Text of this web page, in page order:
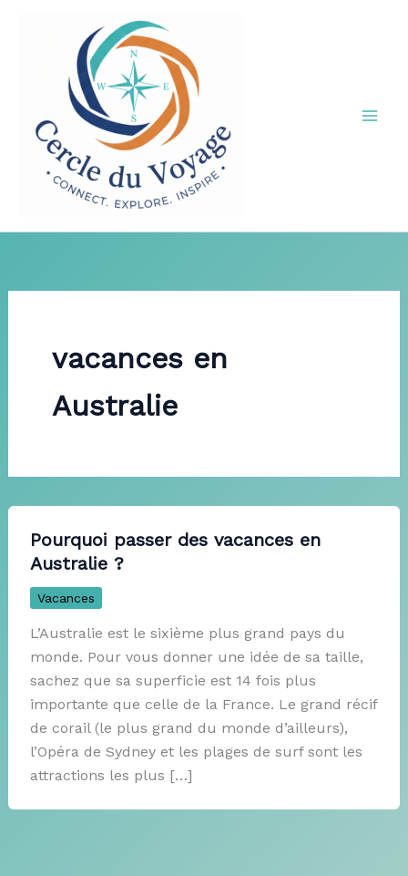
vacances en
Australie
Pourquoi passer des vacances en
Australie ?
Vacances
L’Australie est le sixième plus grand pays du
monde. Pour vous donner une idée de sa taille,
sachez que sa superficie est 14 fois plus
importante que celle de la France. Le grand récif
de corail (le plus grand du monde d’ailleurs),
l’Opéra de Sydney et les plages de surf sont les
attractions les plus […]